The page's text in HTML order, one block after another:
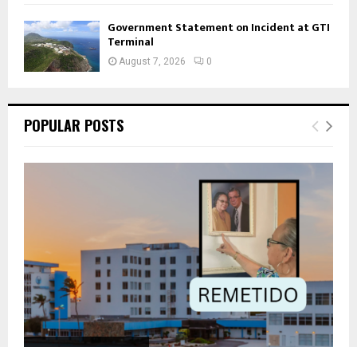
Government Statement on Incident at GTI
Terminal
August 7, 2026 0
POPULAR POSTS